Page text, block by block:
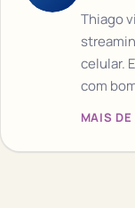
Thiago
celular.
com
MAIS